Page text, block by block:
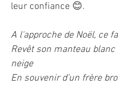
leur confiance 😊.
A l'approche de Noël, ce
Revêt son manteau
neige
En souvenir d'un frère